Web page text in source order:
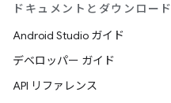
ドキュメントとダウンロード
Android Studio ガイド
デベロッパー ガイド
API リファレンス